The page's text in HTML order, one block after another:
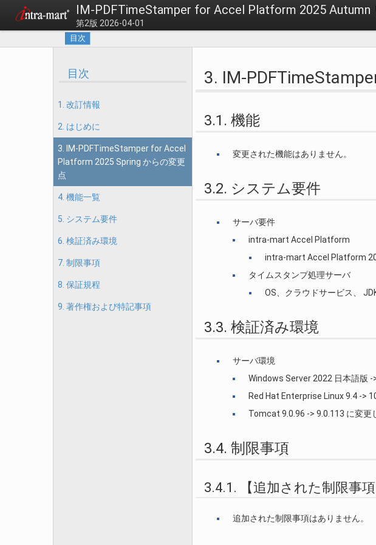
IM-PDFTimeStamper for Accel Platform 2025 Autumn
第2版 2026-04-01
目次
目次
1. 改訂情報
2. はじめに
3. IM-PDFTimeStamper for Accel
Platform 2025 Spring からの変更
点
4. 機能一覧
5. システム要件
6. 検証済み環境
7. 制限事項
8. 保証規程
9. 著作権および特記事項
3. IM-
3.1. 機能
変更された機能はありません。
3.2. システム要件
サーバ要件
intra-mart Accel Platform
intra-mart Accel Platform
タイムスタンプ処理サーバ
OS、クラウドサービス、
3.3. 検証済み環境
サーバ環境
Windows Server 2022 日本語版 -
Red Hat Enterprise Linux 9.4 ->
Tomcat 9.0.96 -> 9.0.113 に変更
3.4. 制限事項
3.4.1. 【追加された制限事項
追加された制限事項はありません。